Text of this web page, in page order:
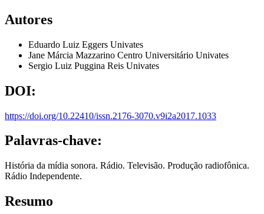
Autores
Eduardo Luiz Eggers Univates
Jane Márcia Mazzarino Centro Universitário Univates
Sergio Luiz Puggina Reis Univates
DOI:
https://doi.org/10.22410/issn.2176-3070.v9i2a2017.1033
Palavras-chave:
História da mídia sonora. Rádio. Televisão. Produção radiofônica.
Rádio Independente.
Resumo